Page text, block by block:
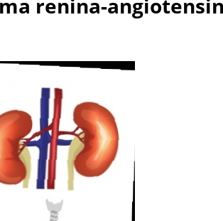
renina-